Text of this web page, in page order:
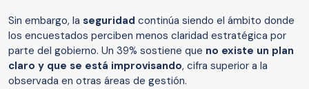
Sin embargo, la seguridad continúa siendo el ámbito donde
los encuestados perciben menos claridad estratégica por
parte del gobierno. Un 39% sostiene que no existe un plan
claro y que se está improvisando, cifra superior a la
observada en otras áreas de gestión.